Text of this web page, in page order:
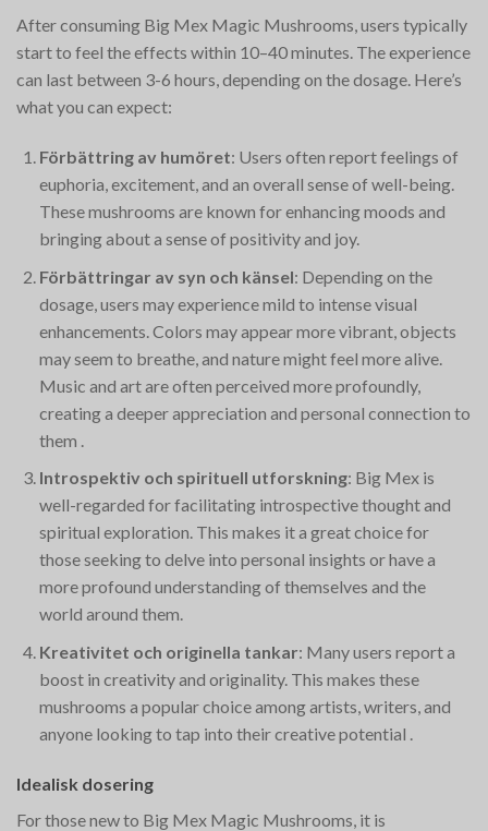
After consuming Big Mex Magic Mushrooms, users typically
start to feel the effects within 10–40 minutes. The experience
can last between 3-6 hours, depending on the dosage. Here’s
what you can expect:
Förbättring av humöret: Users often report feelings of
euphoria, excitement, and an overall sense of well-being.
These mushrooms are known for enhancing moods and
bringing about a sense of positivity and joy​.
Förbättringar av syn och känsel: Depending on the
dosage, users may experience mild to intense visual
enhancements. Colors may appear more vibrant, objects
may seem to breathe, and nature might feel more alive.
Music and art are often perceived more profoundly,
creating a deeper appreciation and personal connection to
them​
Introspektiv och spirituell utforskning: Big Mex is
well-regarded for facilitating introspective thought and
spiritual exploration. This makes it a great choice for
those seeking to delve into personal insights or have a
more profound understanding of themselves and the
world around them​.
Kreativitet och originella tankar: Many users report a
boost in creativity and originality. This makes these
mushrooms a popular choice among artists, writers, and
anyone looking to tap into their creative potential​ .
Idealisk dosering
For those new to Big Mex Magic Mushrooms, it is